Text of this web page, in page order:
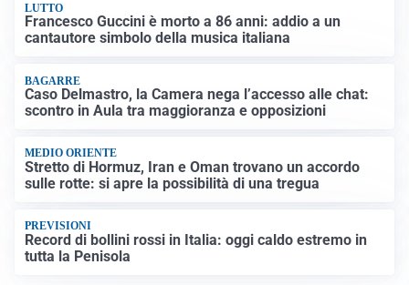
LUTTO
Francesco Guccini è morto a 86 anni: addio a un
cantautore simbolo della musica italiana
BAGARRE
Caso Delmastro, la Camera nega l’accesso alle chat:
scontro in Aula tra maggioranza e opposizioni
MEDIO ORIENTE
Stretto di Hormuz, Iran e Oman trovano un accordo
sulle rotte: si apre la possibilità di una tregua
PREVISIONI
Record di bollini rossi in Italia: oggi caldo estremo in
tutta la Penisola